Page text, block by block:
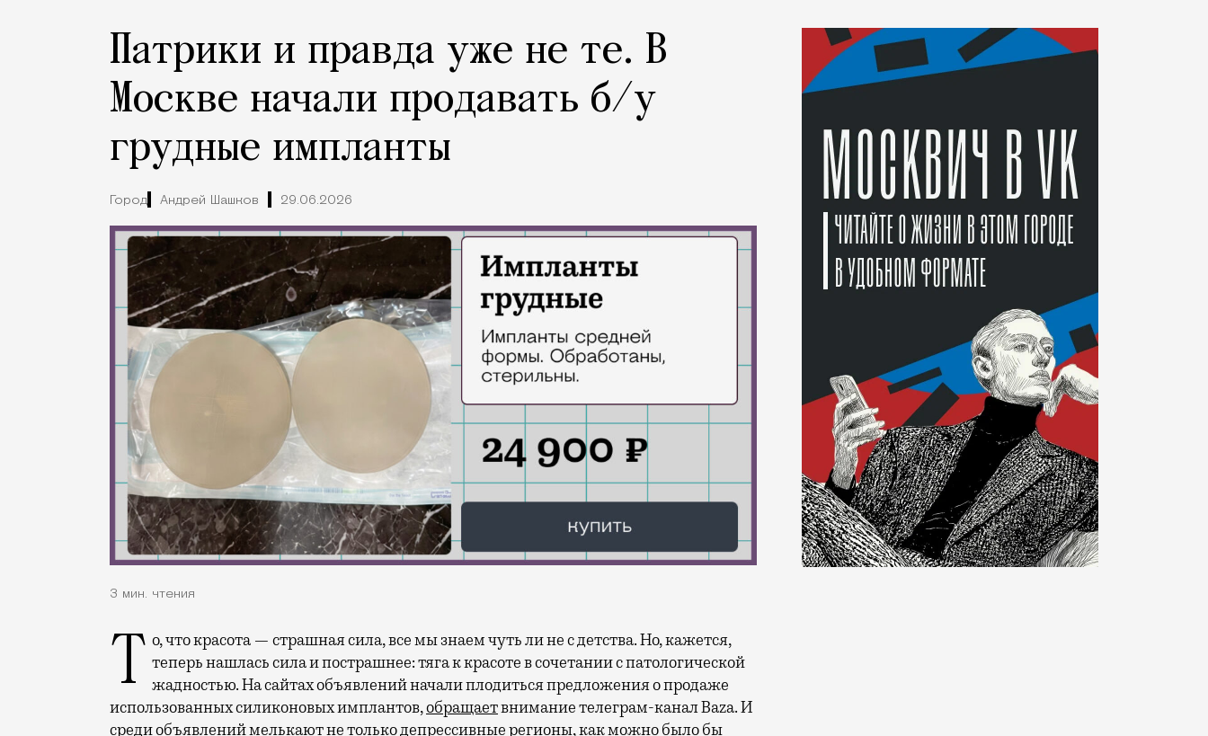
Патрики и правда уже не те. В
Москве начали продавать б/у
грудные импланты
Город Андрей Шашков 29.06.2026
3 мин. чтения
То, что красота — страшная сила, все мы знаем чуть ли не с детства. Но, кажется, теперь нашлась сила и пострашнее: тяга к красоте в сочетании с патологической
жадностью. На сайтах объявлений начали плодиться предложения о продаже
использованных силиконовых имплантов,обращаетвнимание телеграм-канал Baza. И
среди объявлений мелькают не только депрессивные регионы, как можно было бы